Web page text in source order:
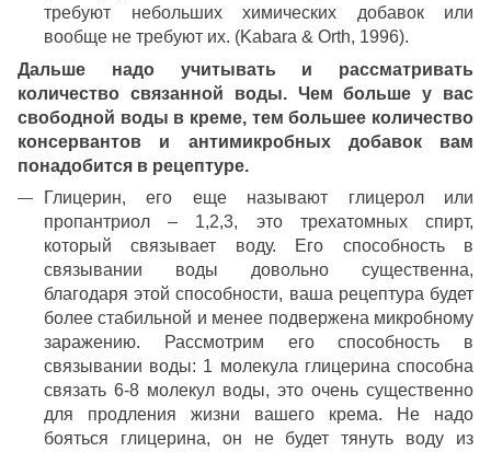
требуют небольших химических добавок или
вообще не требуют их. (Kabara & Orth, 1996).
Дальше надо учитывать и рассматривать
количество связанной воды. Чем больше у вас
свободной воды в креме, тем большее количество
консервантов и антимикробных добавок вам
понадобится в рецептуре.
Глицерин, его еще называют глицерол или
пропантриол – 1,2,3, это трехатомных спирт,
который связывает воду. Его способность в
связывании воды довольно существенна,
благодаря этой способности, ваша рецептура будет
более стабильной и менее подвержена микробному
заражению. Рассмотрим его способность в
связывании воды: 1 молекула глицерина способна
связать 6-8 молекул воды, это очень существенно
для продления жизни вашего крема. Не надо
бояться глицерина, он не будет тянуть воду из